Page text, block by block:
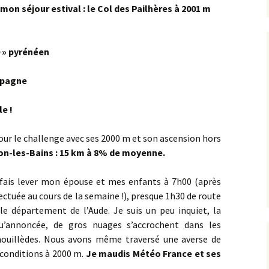
Concœur
Gergeuil _ Poisot
Quemigny-Poisot
Reulle-Vergy
Romanée Conti
Barain
Champ de la Haie
Charny
Château Loizerolle
Châteauneuf
la Canconnière
Maison Forestière des
Suchots
Oigny
Panges
Rente de Collonges
séjour estival : le Col des Pailhères à 2001 m
pyrénéen
!
le challenge avec ses 2000 m et son ascension hors
les-Bains : 15 km à 8% de moyenne.
lever mon épouse et mes enfants à 7h00 (après
au cours de la semaine !), presque 1h30 de route
département de l’Aude. Je suis un peu inquiet, la
de gros nuages s’accrochent dans les
Nous avons même traversé une averse de
à 2000 m. Je maudis Météo France et ses